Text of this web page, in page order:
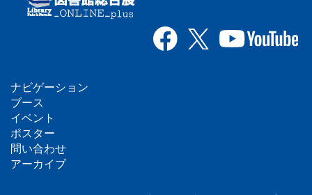
フ
ッ
タ
ナビゲーション
ブース
イベント
ポスター
問い合わせ
アーカイブ